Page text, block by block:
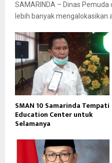
SAMARINDA – Dinas
lebih banyak mengalokasikan
SMAN 10 Samarinda Tempati
Education Center untuk
Selamanya